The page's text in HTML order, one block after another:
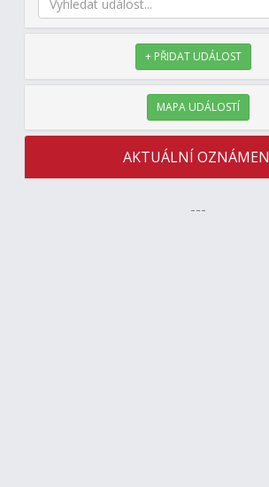
+ PŘIDAT UDÁLOST
MAPA UDÁLOSTÍ
AKTUÁLNÍ
---